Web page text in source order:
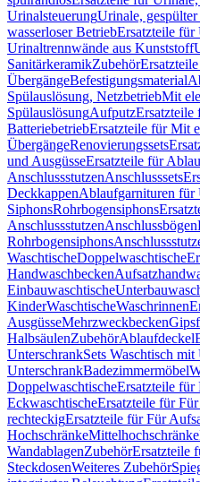
UrinalsteuerungUrinale,
wasserloser BetriebErsatzteile für
Urinaltrennwände aus Kunststoff
SanitärkeramikZubehör
ÜbergängeBefestigungsmaterial
Spülauslösung, NetzbetriebMit
SpülauslösungAufputzErsatzteile
BatteriebetriebErsatzteile für Mit
ÜbergängeRenovierungssets
und AusgüsseErsatzteile für
AnschlussstutzenAnschlusssets
DeckkappenAblaufgarnituren für
SiphonsRohrbogensiphons
AnschlussstutzenAnschlussbögen
Rohrbogensiphons
WaschtischeDoppelwaschtische
Handwaschbecken
Einbauwaschtische
KinderWaschtischeWaschrinnen
AusgüsseMehrzweckbecken
HalbsäulenZubehörAblaufdeckel
UnterschrankSets Waschtisch
UnterschrankBadezimmermöbel
DoppelwaschtischeErsatzteile für
EckwaschtischeErsatzteile für
rechteckigErsatzteile für Für
HochschränkeMittelhochschränke
WandablagenZubehörErsatzteile
SteckdosenWeiteres Zubehör